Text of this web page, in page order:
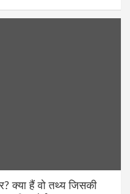
क्या हैं वो तथ्य जिसकी